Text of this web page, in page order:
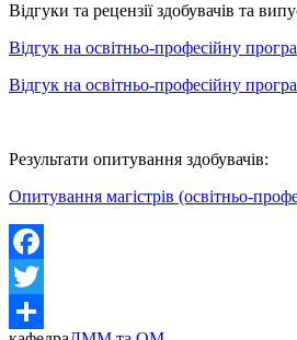
Відгуки та рецензії здобувачів та
Відгук на освітньо-професійну
Відгук на освітньо-професійну
Результати опитування здобувачів:
Опитування магістрів (освітньо-
Facebook
Twitter